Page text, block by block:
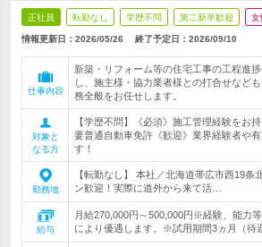
正社員 転勤なし 学歴不問 第二新卒歓迎 女
情報更新日：2026/05/26 終了予定日： 2026/09/10
仕事内容
新築・リフォーム等の住宅工事の工程進
し、施主様・協力業者様との打合せなど
務全般をお任せします。
対象と
なる方
【学歴不問】《必須》施工管理経験をお
要普通自動車免許《歓迎》業界経験者や
す！
勤務地
【転勤なし】 本社／北海道帯広市西19
ン歓迎！実際に道外から来て活…
給与
月給270,000円～500,000円※経験、能力
により優遇します。※試用期間3ヵ月（待